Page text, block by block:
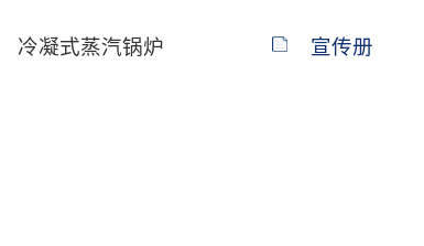
冷凝式蒸汽锅炉 宣传册